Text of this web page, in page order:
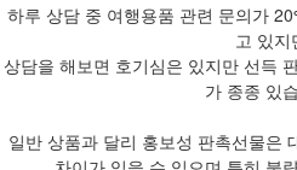
하루 상담 중 여행용품 관련 문의가
고 있지
상담을 해보면 호기심은 있지만 선득
가 종종 있
일반 상품과 달리 홍보성 판촉선물은